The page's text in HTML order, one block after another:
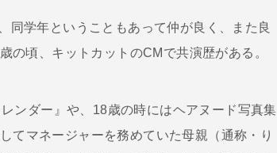
同学年ということもあって仲が良く、また良
の頃、キットカットのCMで共演歴がある。
ンダー』や、18歳の時にはヘアヌード写真集
てマネージャーを務めていた母親（通称・り